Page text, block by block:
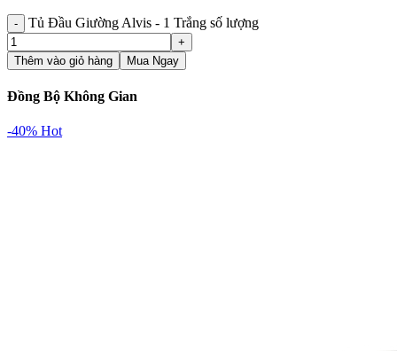
Tủ Đầu Giường Alvis - 1 Trắng số lượng
Thêm vào giỏ hàng Mua Ngay
Đồng Bộ Không Gian
-40% Hot